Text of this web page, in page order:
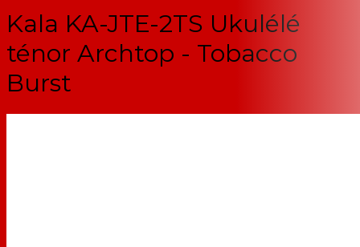
Kala KA-JTE-2TS Ukulélé
ténor Archtop - Tobacco
Burst